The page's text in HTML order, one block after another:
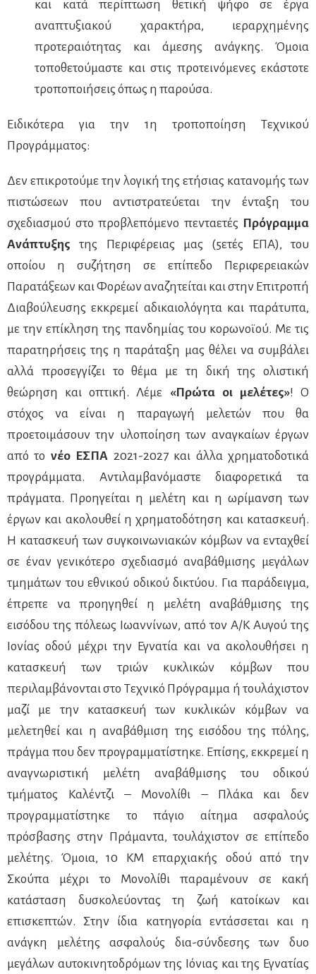
και κατά περίπτωση θετική ψήφο σε έργα
αναπτυξιακού χαρακτήρα, ιεραρχημένης
προτεραιότητας και άμεσης ανάγκης. Όμοια
τοποθετούμαστε και στις προτεινόμενες εκάστοτε
τροποποιήσεις όπως η παρούσα.
Ειδικότερα για την 1η τροποποίηση Τεχνικού
Προγράμματος:
Δεν επικροτούμε την λογική της ετήσιας κατανομής των
πιστώσεων που αντιστρατεύεται την ένταξη του
σχεδιασμού στο προβλεπόμενο πενταετές Πρόγραμμα
Ανάπτυξηςτης Περιφέρειας μας (5ετές ΕΠΑ), του
οποίου η συζήτηση σε επίπεδο Περιφερειακών
Παρατάξεων και Φορέων αναζητείται και στην Επιτροπή
Διαβούλευσης εκκρεμεί αδικαιολόγητα και παράτυπα,
με την επίκληση της πανδημίας του κορωνοϊού. Με τις
παρατηρήσεις της η παράταξη μας θέλει να συμβάλει
αλλά προσεγγίζει το θέμα με τη δική της ολιστική
θεώρηση και οπτική. Λέμε «Πρώτα οι μελέτες»! Ο
στόχος να είναι η παραγωγή μελετών που θα
προετοιμάσουν την υλοποίηση των αναγκαίων έργων
από το νέο ΕΣΠΑ 2021-2027 και άλλα χρηματοδοτικά
προγράμματα. Αντιλαμβανόμαστε διαφορετικά τα
πράγματα. Προηγείται η μελέτη και η ωρίμανση των
έργων και ακολουθεί η χρηματοδότηση και κατασκευή.
Η κατασκευή των συγκοινωνιακών κόμβων να ενταχθεί
σε έναν γενικότερο σχεδιασμό αναβάθμισης μεγάλων
τμημάτων του εθνικού οδικού δικτύου. Για παράδειγμα,
έπρεπε να προηγηθεί η μελέτη αναβάθμισης της
εισόδου της πόλεως Ιωαννίνων, από τον Α/Κ Αυγού της
Ιονίας οδού μέχρι την Εγνατία και να ακολουθήσει η
κατασκευή των τριών κυκλικών κόμβων που
περιλαμβάνονται στο Τεχνικό Πρόγραμμα ή τουλάχιστον
μαζί με την κατασκευή των κυκλικών κόμβων να
μελετηθεί και η αναβάθμιση της εισόδου της πόλης,
πράγμα που δεν προγραμματίστηκε. Επίσης, εκκρεμεί η
αναγνωριστική μελέτη αναβάθμισης του οδικού
τμήματος Καλέντζι – Μονολίθι – Πλάκα και δεν
προγραμματίστηκε το πάγιο αίτημα ασφαλούς
πρόσβασης στην Πράμαντα, τουλάχιστον σε επίπεδο
μελέτης. Όμοια, 10 ΚΜ επαρχιακής οδού από την
Σκούπα μέχρι το Μονολίθι παραμένουν σε κακή
κατάσταση δυσκολεύοντας τη ζωή κατοίκων και
επισκεπτών. Στην ίδια κατηγορία εντάσσεται και η
ανάγκη μελέτης ασφαλούς δια-σύνδεσης των δυο
μεγάλων αυτοκινητοδρόμων της Ιόνιας και της Εγνατίας